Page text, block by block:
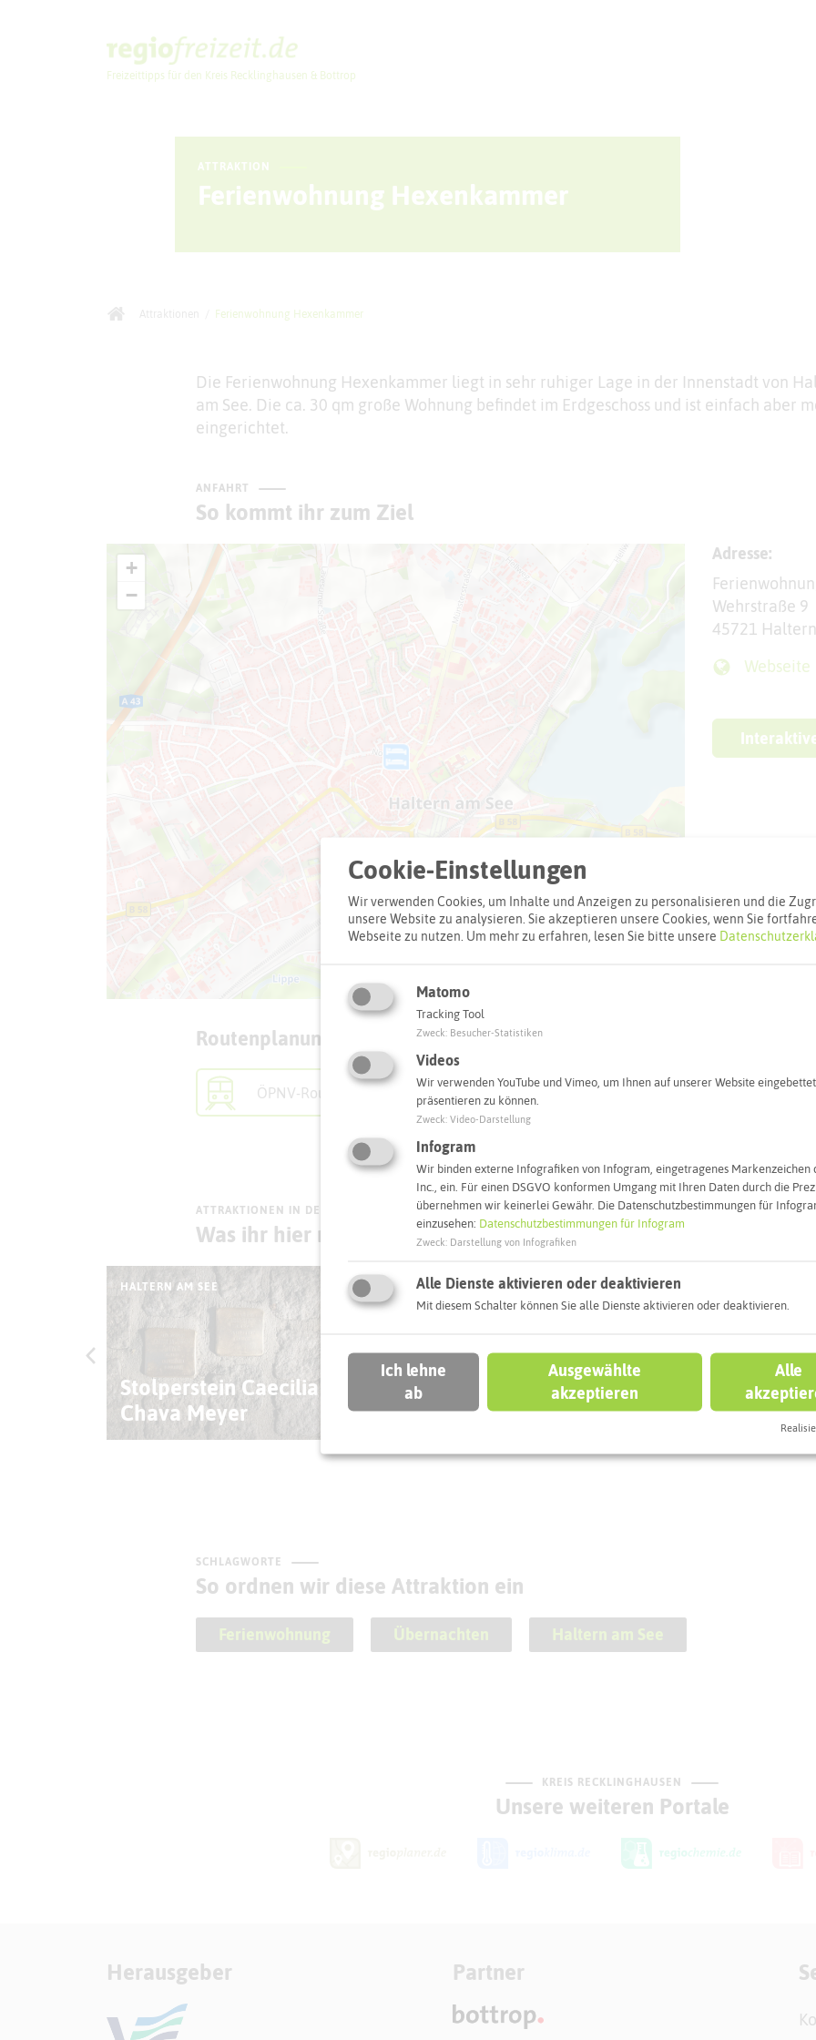
Freizeittipps für den Kreis Recklinghausen & Bottrop
Ausflugstipps Sport + Bewegung
ATTRAKTION
Ferienwohnung Hexenkammer
Ferienwohnung Hexenkammer
Die Ferienwohnung Hexenkammer liegt in sehr ruhiger Lage in der Innenstadt von
am See. Die ca. 30 qm große Wohnung befindet im Erdgeschoss und ist einfach aber
eingerichtet.
ANFAHRT
So kommt ihr zum Ziel
+
−
Adresse:
Wehrstraße 9
45721
Webseite
Routenplanung zum Ziel:
ÖPNV-Route finden
ATTRAKTIONEN IN DER UMGEBUNG
Was ihr hier noch erleben könnt
HALTERN AM SEE
Stolperstein Caecilia
Chava Meyer
HALTERN AM SEE
Eiscafé San Marco
(Haltern am See)
HALTERN AM SEE
Stolperstein
Charlotte
SCHLAGWORTE
So ordnen wir diese Attraktion ein
Ferienwohnung Übernachten Haltern am See
KREIS RECKLINGHAUSEN
Unsere weiteren Portale
Herausgeber Partner
Cookie-Einstellungen
Wir verwenden Cookies, um Inhalte und Anzeigen zu personalisieren und die
unsere Website zu analysieren. Sie akzeptieren unsere Cookies, wenn Sie
Webseite zu nutzen. Um mehr zu erfahren, lesen Sie bitte unsere
Matomo
Tracking Tool
Zweck: Besucher-Statistiken
Videos
Wir verwenden YouTube und Vimeo, um Ihnen auf unserer Website
präsentieren zu können.
Zweck: Video-Darstellung
Infogram
Wir binden externe Infografiken von Infogram, eingetragenes Markenzeichen
Inc., ein. Für einen DSGVO konformen Umgang mit Ihren Daten durch die
übernehmen wir keinerlei Gewähr. Die Datenschutzbestimmungen für
einzusehen: Datenschutzbestimmungen für Infogram
Zweck: Darstellung von Infografiken
Alle Dienste aktivieren oder deaktivieren
Mit diesem Schalter können Sie alle Dienste aktivieren oder deaktivieren.
Ich lehne
ab
Ausgewählte
akzeptieren
Alle